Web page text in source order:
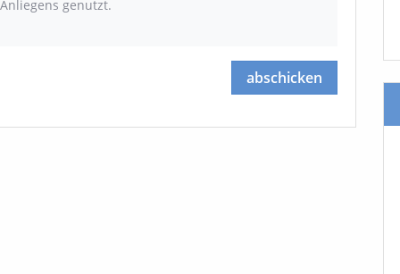
genutzt.
abschicken